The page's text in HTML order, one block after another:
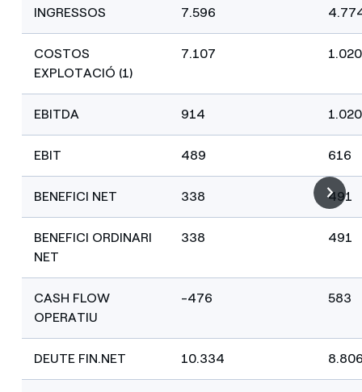
INGRESSOS 7.596
COSTOS
EXPLOTACIÓ (1)
7.107 1.020
EBITDA 914 1.020
EBIT 489 616
BENEFICI NET 338 491
BENEFICI ORDINARI
NET
338 491
CASH FLOW
OPERATIU
-476 583
DEUTE FIN.NET 10.334